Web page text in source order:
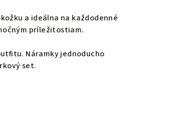
a ideálna na každodenné
príležitostiam.
Náramky jednoducho
set.